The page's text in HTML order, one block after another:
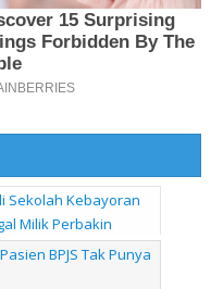
Sekolah Kebayoran
Milik Perbakin
BPJS Tak Punya